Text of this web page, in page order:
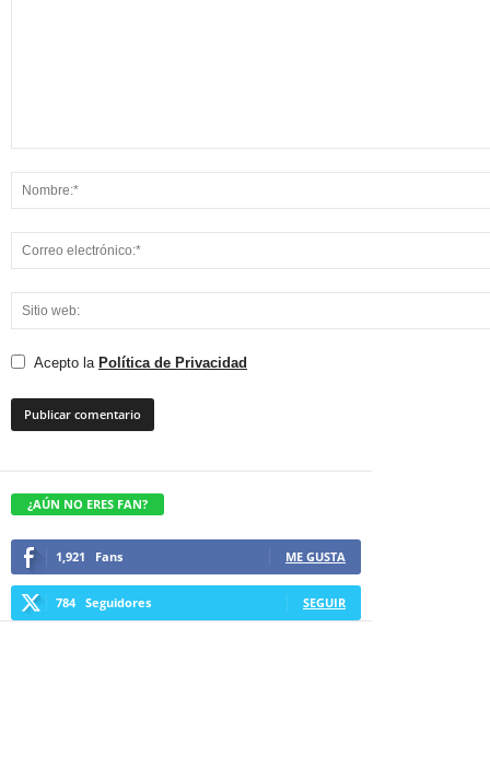
Acepto la Política de Privacidad
¿AÚN NO ERES FAN?
1,921 Fans ME GUSTA
784 Seguidores SEGUIR